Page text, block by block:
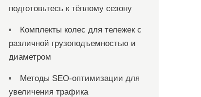
подготовьтесь к тёплому сезону
Комплекты колес для тележек с
различной грузоподъемностью и
диаметром
Методы SEO-оптимизации для
увеличения трафика